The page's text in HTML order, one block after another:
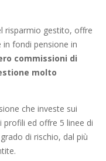
risparmio gestito, offre
in fondi pensione in
commissioni di
molto
che investe sui
ed offre 5 linee di
di rischio, dal più